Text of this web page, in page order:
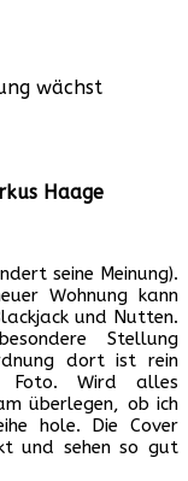
wächst
Haage
seine Meinung).
Wohnung kann
und Nutten.
Stellung
dort ist rein
Wird alles
überlegen, ob ich
hole. Die Cover
und sehen so gut